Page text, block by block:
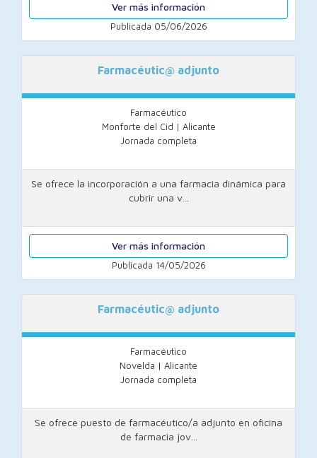
Ver más información
Publicada 05/06/2026
Farmacéutic@ adjunto
Farmacéutico
Monforte del Cid | Alicante
Jornada completa
Se ofrece la incorporación a una farmacia dinámica para
cubrir una v...
Ver más información
Publicada 14/05/2026
Farmacéutic@ adjunto
Farmacéutico
Novelda | Alicante
Jornada completa
Se ofrece puesto de farmacéutico/a adjunto en oficina
de farmacia jov...